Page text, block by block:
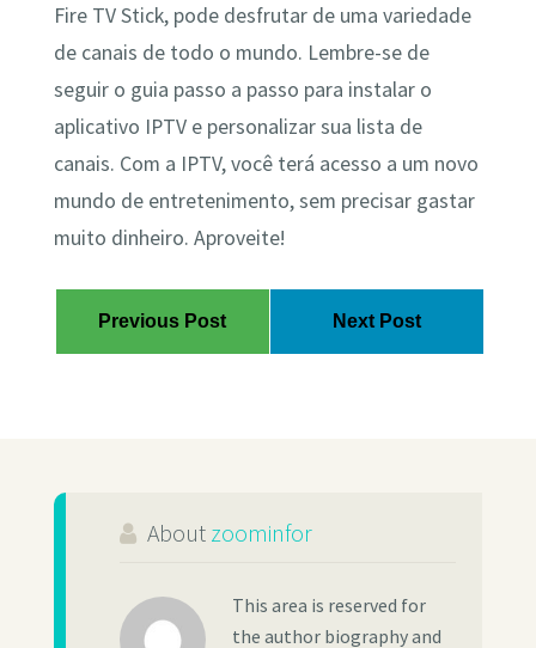
Fire TV Stick, pode desfrutar de uma variedade
de canais de todo o mundo. Lembre-se de
seguir o guia passo a passo para instalar o
aplicativo IPTV e personalizar sua lista de
canais. Com a IPTV, você terá acesso a um novo
mundo de entretenimento, sem precisar gastar
muito dinheiro. Aproveite!
Previous Post Next Post
About zoominfor
This area is reserved for
the author biography and